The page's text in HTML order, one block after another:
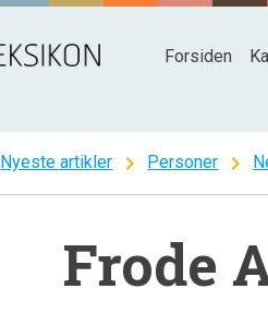
Forsiden
Nyeste artikler chevron_right Personer chevron_right
Frode